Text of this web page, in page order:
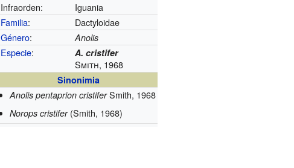
Infraorden:
Iguania
Familia:
Dactyloidae
Género: Anolis
Especie: A. cristifer
Smith, 1968
Sinonimia
Anolis pentaprion cristifer Smith, 1968
Norops cristifer (Smith, 1968)